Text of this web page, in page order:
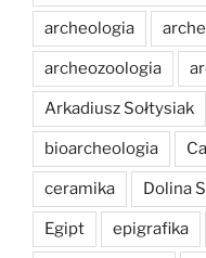
archeologia
archeozoologia
Arkadiusz Sołtysiak
bioarcheologia
ceramika Dolina
Egipt epigrafika